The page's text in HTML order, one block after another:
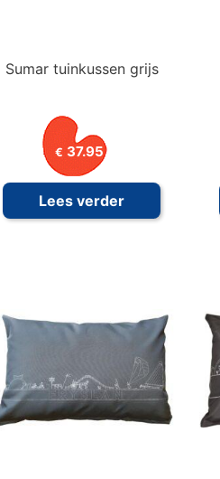
Sumar tuinkussen grijs
€ 37.95
Lees verder